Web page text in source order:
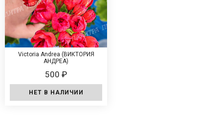
Victoria Andrea (ВИКТОРИЯ
АНДРЕА)
500 ₽
НЕТ В НАЛИЧИИ